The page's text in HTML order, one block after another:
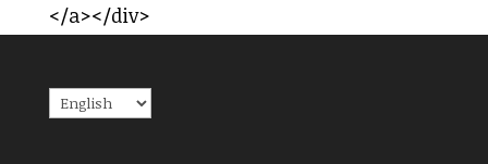
</a></div>
Choose